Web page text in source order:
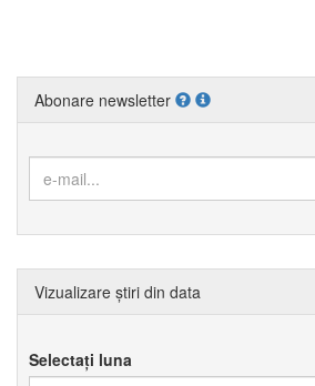
Abonare newsletter
Vizualizare știri din data
Selectați luna